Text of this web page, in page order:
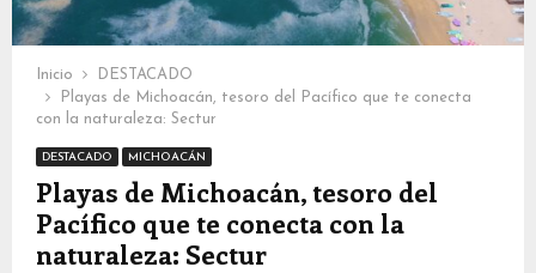
Inicio
DESTACADO
Playas de Michoacán, tesoro del Pacífico que te conecta
con la naturaleza: Sectur
DESTACADO MICHOACÁN
Playas de Michoacán, tesoro del
Pacífico que te conecta con la
naturaleza: Sectur